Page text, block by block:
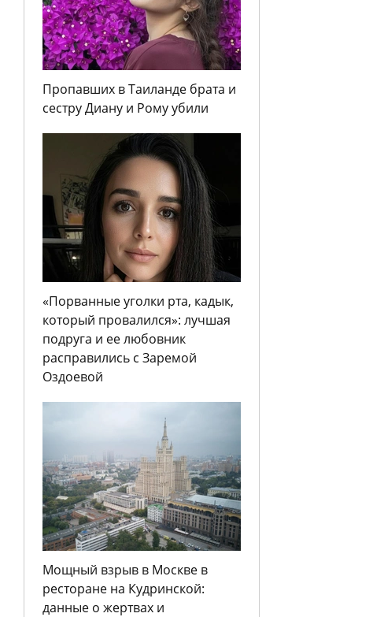
Пропавших в Таиланде брата и
сестру Диану и Рому убили
«Порванные уголки рта, кадык,
который провалился»: лучшая
подруга и ее любовник
расправились с Заремой
Оздоевой
Мощный взрыв в Москве в
ресторане на Кудринской:
данные о жертвах и